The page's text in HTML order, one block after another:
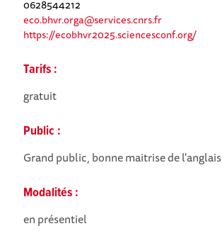
0628544212
eco.bhvr.orga@services.cnrs.fr
https://ecobhvr2025.sciencesconf.org/
Tarifs :
gratuit
Public :
Grand public, bonne maitrise de l'anglais
Modalités :
en présentiel